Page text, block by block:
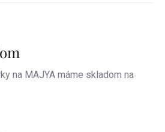
na MAJYA máme skladom na